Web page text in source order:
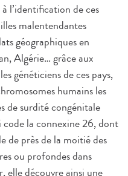
l’identification de ces
malentendantes
géographiques en
Algérie… grâce aux
généticiens de ces pays,
humains les
de surdité congénitale
la connexine 26, dont
de près de la moitié des
ou profondes dans
elle découvre ainsi une